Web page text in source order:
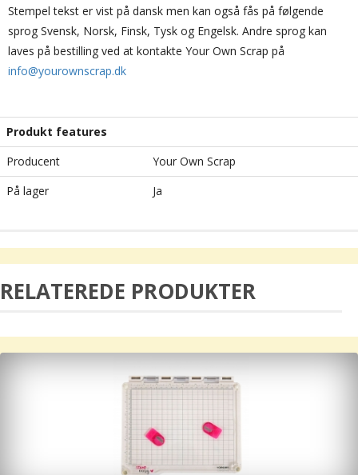
Stempel tekst er vist på dansk men kan også fås på følgende
sprog Svensk, Norsk, Finsk, Tysk og Engelsk. Andre sprog kan
laves på bestilling ved at kontakte Your Own Scrap på
info@yourownscrap.dk
Produkt features
Producent
Your Own Scrap
På lager
Ja
RELATEREDE PRODUKTER